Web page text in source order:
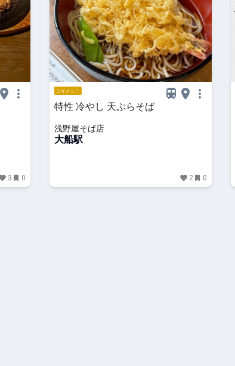
3 0
エキメシ！
特性 冷やし 天ぷらそば
浅野屋そば店
大船駅
2 0